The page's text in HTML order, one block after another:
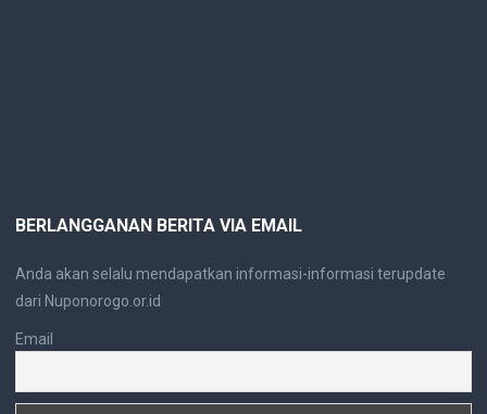
BERLANGGANAN BERITA VIA EMAIL
Anda akan selalu mendapatkan informasi-informasi terupdate
dari Nuponorogo.or.id
Email